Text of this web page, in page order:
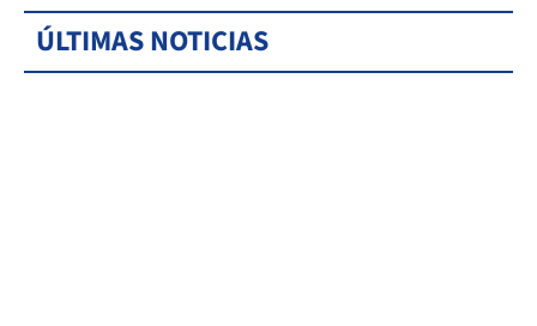
ÚLTIMAS NOTICIAS